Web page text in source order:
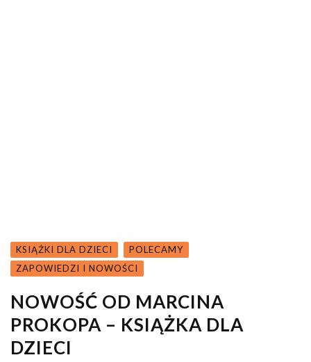
KSIĄŻKI DLA DZIECI
POLECAMY
ZAPOWIEDZI I NOWOŚCI
NOWOŚĆ OD MARCINA
PROKOPA – KSIĄŻKA DLA
DZIECI